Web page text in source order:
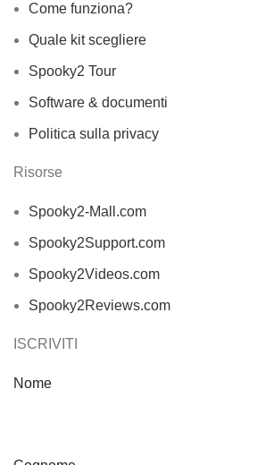
Come funziona?
Quale kit scegliere
Spooky2 Tour
Software & documenti
Politica sulla privacy
Risorse
Spooky2-Mall.com
Spooky2Support.com
Spooky2Videos.com
Spooky2Reviews.com
ISCRIVITI
Nome